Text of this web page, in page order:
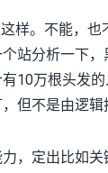
样。不能，也
站分析一下
10万根头发
但不是由逻辑
，定出比如关